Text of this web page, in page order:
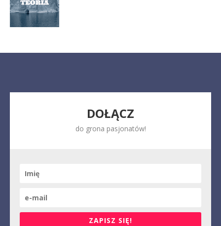
DOŁĄCZ
do grona pasjonatów!
ZAPISZ SIĘ!